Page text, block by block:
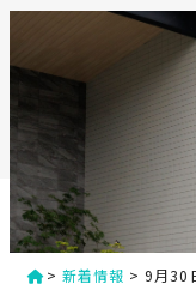
る
か
つ
て
初
め
は
な
お >新着情報 >9月30